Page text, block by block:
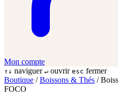
Mon compte
↑↓ naviguer ↵ ouvrir esc fermer
Boutique / Boissons & Thés /
FOCO